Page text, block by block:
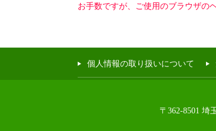
お手数ですが、ご使用のブラウザの
個人情報の取り扱いについて
〒362-8501 埼